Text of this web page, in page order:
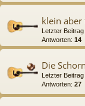
klein aber
Letzter
Antworten: 14
Die
Letzter
Antworten: 27